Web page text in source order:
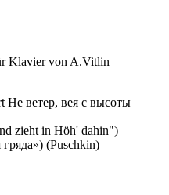
Klavier von A.Vitlin
Не ветер, вея с высоты
zieht in Höh' dahin")
гряда») (Puschkin)